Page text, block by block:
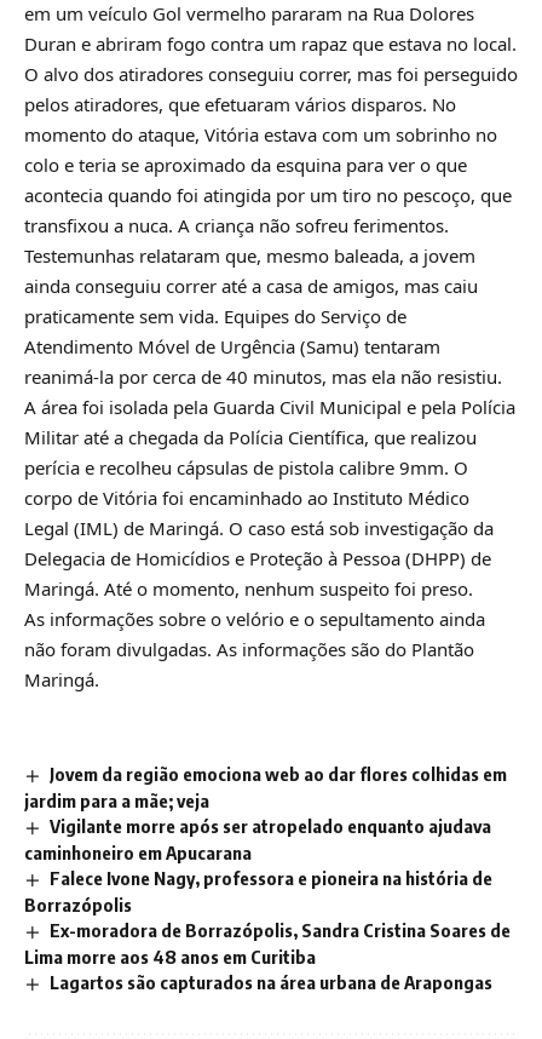
em um veículo Gol vermelho pararam na Rua Dolores
Duran e abriram fogo contra um rapaz que estava no local.
O alvo dos atiradores conseguiu correr, mas foi perseguido
pelos atiradores, que efetuaram vários disparos. No
momento do ataque, Vitória estava com um sobrinho no
colo e teria se aproximado da esquina para ver o que
acontecia quando foi atingida por um tiro no pescoço, que
transfixou a nuca. A criança não sofreu ferimentos.
Testemunhas relataram que, mesmo baleada, a jovem
ainda conseguiu correr até a casa de amigos, mas caiu
praticamente sem vida. Equipes do Serviço de
Atendimento Móvel de Urgência (Samu) tentaram
reanimá-la por cerca de 40 minutos, mas ela não resistiu.
A área foi isolada pela Guarda Civil Municipal e pela Polícia
Militar até a chegada da Polícia Científica, que realizou
perícia e recolheu cápsulas de pistola calibre 9mm. O
corpo de Vitória foi encaminhado ao Instituto Médico
Legal (IML) de Maringá. O caso está sob investigação da
Delegacia de Homicídios e Proteção à Pessoa (DHPP) de
Maringá. Até o momento, nenhum suspeito foi preso.
As informações sobre o velório e o sepultamento ainda
não foram divulgadas. As informações são do Plantão
Maringá.
Jovem da região emociona web ao dar flores colhidas em
jardim para a mãe; veja
Vigilante morre após ser atropelado enquanto ajudava
caminhoneiro em Apucarana
Falece Ivone Nagy, professora e pioneira na história de
Borrazópolis
Ex-moradora de Borrazópolis, Sandra Cristina Soares de
Lima morre aos 48 anos em Curitiba
Lagartos são capturados na área urbana de Arapongas